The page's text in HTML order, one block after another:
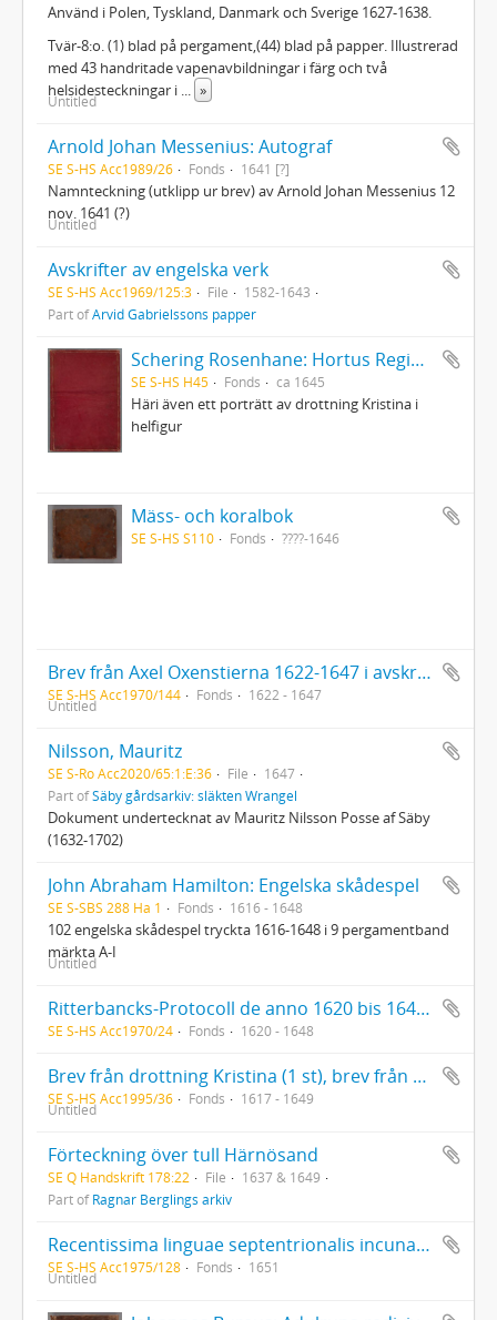
Använd i Polen, Tyskland, Danmark och Sverige 1627-1638.
Tvär-8:o. (1) blad på pergament,(44) blad på papper. Illustrerad
med 43 handritade vapenavbildningar i färg och två
helsidesteckningar i
»
Untitled
Arnold Johan Messenius: Autograf
SE S-HS Acc1989/26 Fonds 1641 [?]
Namnteckning (utklipp ur brev) av Arnold Johan Messenius 12
nov. 1641 (?)
Untitled
Avskrifter av engelska verk
SE S-HS Acc1969/125:3 File
1582-1643
Part ofArvid Gabrielssons papper
Schering Rosenhane: Hortus Regius - Drottning Christinas stamträd med emblemata politica
SE S-HS H45 Fonds ca 1645
Häri även ett porträtt av drottning Kristina i
helfigur
Mäss- och koralbok
SE S-HS S110 Fonds ????-1646
Brev från Axel Oxenstierna 1622-1647 i avskrifter av J. A. Stochau för N. R. Brocmans räkning
SE S-HS Acc1970/144 Fonds 1622 - 1647
Untitled
Nilsson, Mauritz
SE S-Ro Acc2020/65:1:E:36 File
1647
Part ofSäby gårdsarkiv: släkten Wrangel
Dokument undertecknat av Mauritz Nilsson Posse af Säby
(1632-1702)
John Abraham Hamilton: Engelska skådespel
SE S-SBS 288 Ha 1 Fonds 1616 - 1648
102 engelska skådespel tryckta 1616-1648 i 9 pergamentband
märkta A-I
Untitled
Ritterbancks-Protocoll de anno 1620 bis 1648 sammanbundet med Die dreijmahl gehaltene Curländische Ritterbänke von anno 1620, 1631 und 1634
SE S-HS Acc1970/24 Fonds 1620 - 1648
Brev från drottning Kristina (1 st), brev från Axel Oxenstierna (1 st). Kopior ur spanskt arkiv.
SE S-HS Acc1995/36 Fonds 1617 - 1649
Untitled
Förteckning över tull Härnösand
SE Q Handskrift 178:22 File
1637 & 1649
Part ofRagnar Berglings arkiv
Recentissima linguae septentrionalis incunabula id est grammaticae islandicae rudimenta av Runólfur Jónsson med Georg Stiernhielms understrykningar och anteckningar
SE S-HS Acc1975/128 Fonds 1651
Untitled